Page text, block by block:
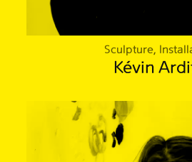
Sculpture,
Kévin